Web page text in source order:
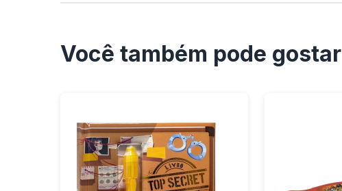
Você também pode gostar